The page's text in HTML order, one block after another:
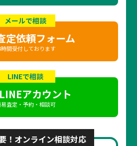
メールで相談
定依頼フォーム
間受付しております
LINEで相談
アカウント
査定・予約・相談可
！オンライン相談対応